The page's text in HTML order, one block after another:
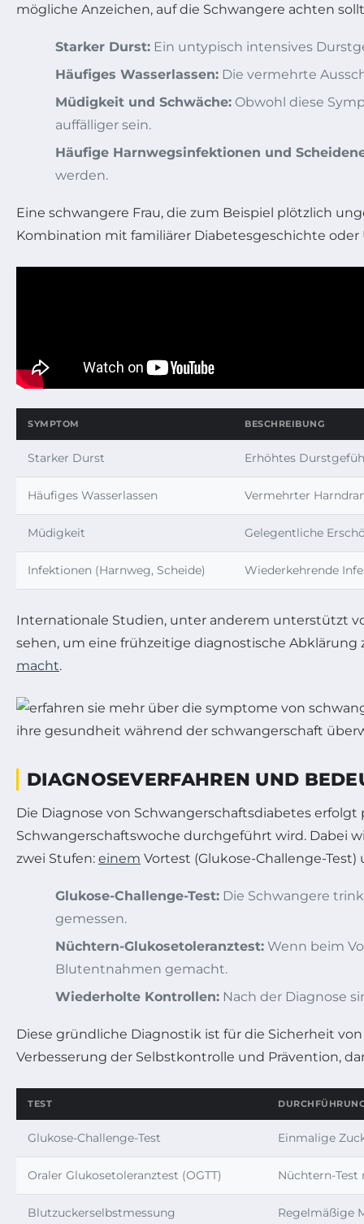
mögliche Anzeichen, auf die Schwangere achten
Starker Durst: Ein untypisch intensives
Häufiges Wasserlassen: Die vermehrte
Müdigkeit und Schwäche: Obwohl diese
auffälliger sein.
Häufige Harnwegsinfektionen und
werden.
Eine schwangere Frau, die zum Beispiel plötzlich
Kombination mit familiärer Diabetesgeschichte
SYMPTOM BESCHREIBUNG
Starker Durst Erhöhtes
Häufiges Wasserlassen Vermehrter
Müdigkeit Gelegentliche
Infektionen (Harnweg, Scheide) Wiederkehrende
Internationale Studien, unter anderem unterstützt
sehen, um eine frühzeitige diagnostische
macht.
DIAGNOSEVERFAHREN UND
Die Diagnose von Schwangerschaftsdiabetes
Schwangerschaftswoche durchgeführt wird. Dabei
zwei Stufen: einem Vortest (Glukose-Challenge-
Glukose-Challenge-Test: Die Schwangere
gemessen.
Nüchtern-Glukosetoleranztest: Wenn beim
Blutentnahmen gemacht.
Wiederholte Kontrollen: Nach der Diagnose
Diese gründliche Diagnostik ist für die Sicherheit
Verbesserung der Selbstkontrolle und Prävention,
TEST
Glukose-Challenge-Test Einmalige
Oraler Glukosetoleranztest (OGTT) Nüchtern-
Blutzuckerselbstmessung Regelmäßige